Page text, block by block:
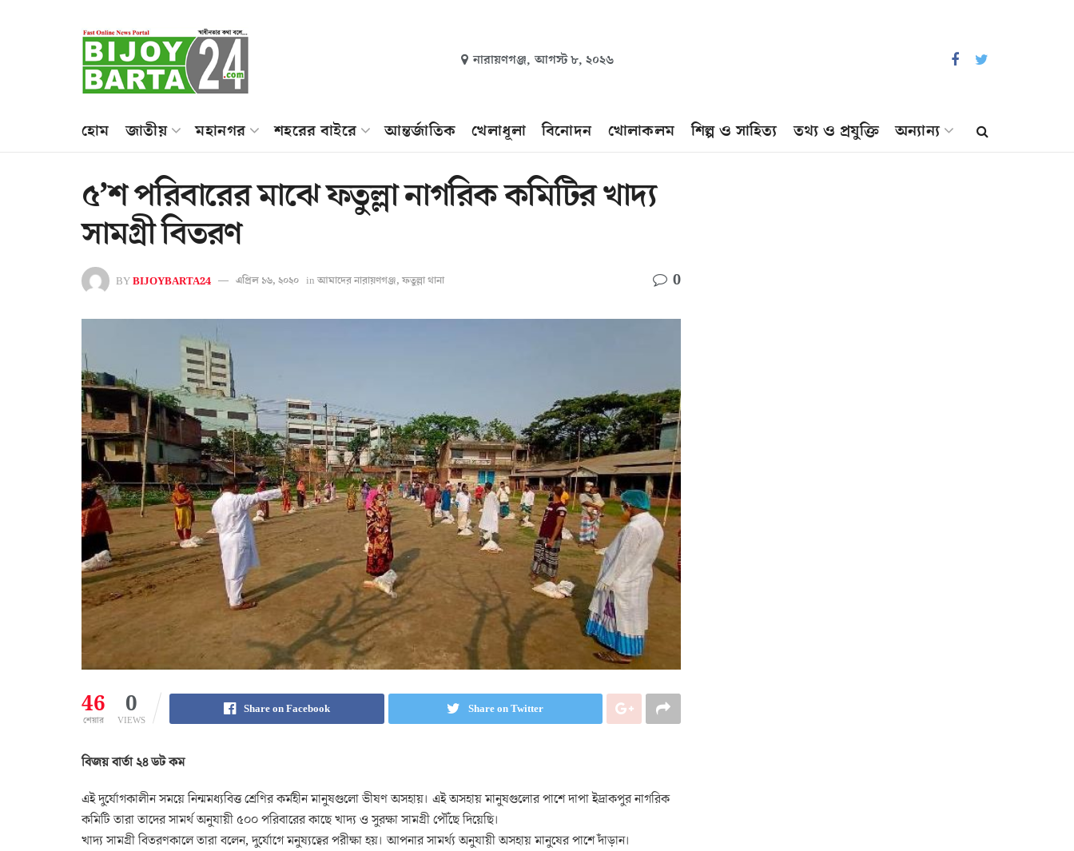
নারায়ণগঞ্জ, আগস্ট ৮, ২০২৬
হোম জাতীয় মহানগর শহরের বাইরে আন্তর্জাতিক খেলাধূলা বিনোদন খোলাকলম শিল্প ও সাহিত্য তথ্য ও প্রযুক্তি অন্যান্য
৫’শ পরিবারের মাঝে ফতুল্লা নাগরিক কমিটির খাদ্য
সামগ্রী বিতরণ
BYBIJOYBARTA24 এপ্রিল ১৬, ২০২০ in আমাদের নারায়ণগঞ্জ, ফতুল্লা থানা 0
46
শেয়ার
0
VIEWS
Share on Facebook Share on Twitter
বিজয় বার্তা ২৪ ডট কম
এই দুর্যোগকালীন সময়ে নিন্মমধ্যবিত্ত শ্রেণির কর্মহীন মানুষগুলো ভীষণ অসহায়। এই অসহায় মানুষগুলোর পাশে দাপা ইদ্রাকপুর নাগরিক
কমিটি তারা তাদের সামর্থ অনুযায়ী ৫০০ পরিবারের কাছে খাদ্য ও সুরক্ষা সামগ্রী পৌঁছে দিয়েছি।
খাদ্য সামগ্রী বিতরণকালে তারা বলেন, দুর্যোগে মনুষ্যত্বের পরীক্ষা হয়। আপনার সামর্থ্য অনুযায়ী অসহায় মানুষের পাশে দাঁড়ান।